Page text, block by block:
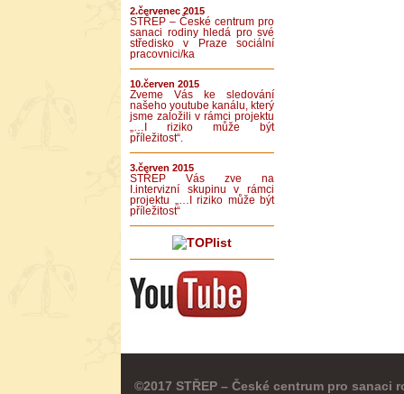
2.červenec 2015
STŘEP – České centrum pro
sanaci rodiny hledá pro své
středisko v Praze sociální
pracovnici/ka
10.červen 2015
Zveme Vás ke sledování
našeho youtube kanálu, který
jsme založili v rámci projektu
„…I riziko může být
příležitost“.
3.červen 2015
STŘEP Vás zve na
I.intervizní skupinu v rámci
projektu „…I riziko může být
příležitost“
©2017 STŘEP – České centrum pro sanaci